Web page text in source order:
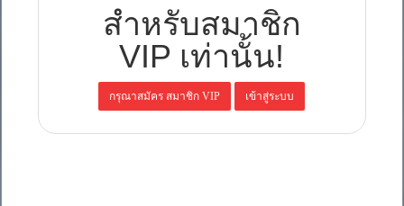
สำหรับสมาชิก
VIP เท่านั้น!